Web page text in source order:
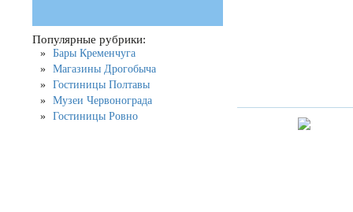
Популярные рубрики:
Бары Кременчуга
Магазины Дрогобыча
Гостиницы Полтавы
Музеи Червонограда
Гостиницы Ровно